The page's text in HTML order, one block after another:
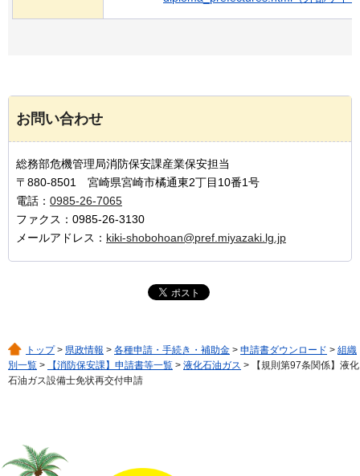
お問い合わせ
総務部危機管理局消防保安課産業保安担当
〒880-8501 宮崎県宮崎市橘通東2丁目10番1号
電話： 0985-26-7065
ファクス：0985-26-3130
メールアドレス： kiki-shobohoan@pref.miyazaki.lg.jp
トップ> 県政情報 > 各種申請・手続き・補助金 > 申請書ダウンロード > 組織
別一覧 > 【消防保安課】申請書等一覧 > 液化石油ガス > 【規則第97条関係】液化
石油ガス設備士免状再交付申請